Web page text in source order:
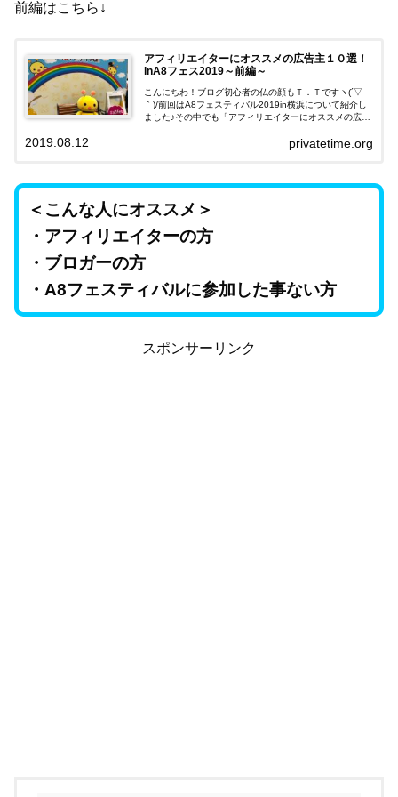
前編はこちら↓
アフィリエイターにオススメの広告主１０選！
inA8フェス2019～前編～
こんにちわ！ブログ初心者の仏の顔もＴ．Ｔですヽ(´▽
｀)/前回はA8フェスティバル2019in横浜について紹介し
ました♪その中でも「アフィリエイターにオススメの広告
privatetime.org
2019.08.12
＜こんな人にオススメ＞
・アフィリエイターの方
・ブロガーの方
・A8フェスティバルに参加した事ない方
スポンサーリンク